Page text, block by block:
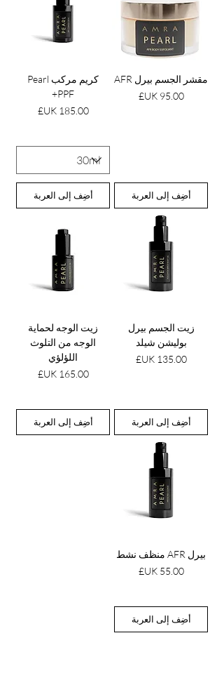
مقشر الجسم بيرل AFR
السعر‏95.00 UK£
أضِف إلى العربة
كريم مركب Pearl
PPF+
السعر‏185.00 UK£
أضِف إلى العربة
زيت الجسم بيرل
بوليشن شيلد
السعر‏135.00 UK£
أضِف إلى العربة
زيت الوجه لحماية
الوجه من التلوث
اللؤلؤي
السعر‏165.00 UK£
أضِف إلى العربة
بيرل AFR منظف نشط
السعر‏55.00 UK£
أضِف إلى العربة